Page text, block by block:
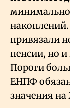
привязали
пенсии, но
Пороги
ЕНПФ
значения на